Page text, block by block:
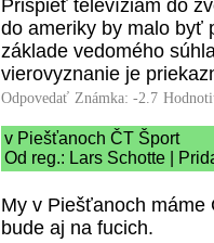
Prispieť televíziám do
do ameriky by malo byť
základe vedomého
vierovyznanie je
Odpovedať Známka: -2.7
v Piešťanoch ČT Šport
Od reg.: Lars Schotte |
My v Piešťanoch máme
bude aj na fucich.